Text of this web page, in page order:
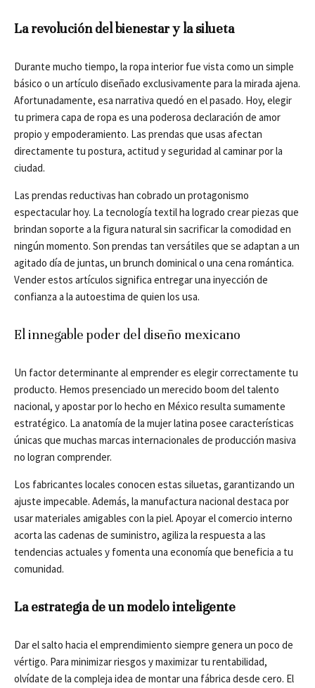
La revolución del bienestar y la silueta
Durante mucho tiempo, la ropa interior fue vista como un simple
básico o un artículo diseñado exclusivamente para la mirada ajena.
Afortunadamente, esa narrativa quedó en el pasado. Hoy, elegir
tu primera capa de ropa es una poderosa declaración de amor
propio y empoderamiento. Las prendas que usas afectan
directamente tu postura, actitud y seguridad al caminar por la
ciudad.
Las prendas reductivas han cobrado un protagonismo
espectacular hoy. La tecnología textil ha logrado crear piezas que
brindan soporte a la figura natural sin sacrificar la comodidad en
ningún momento. Son prendas tan versátiles que se adaptan a un
agitado día de juntas, un brunch dominical o una cena romántica.
Vender estos artículos significa entregar una inyección de
confianza a la autoestima de quien los usa.
El innegable poder del diseño mexicano
Un factor determinante al emprender es elegir correctamente tu
producto. Hemos presenciado un merecido boom del talento
nacional, y apostar por lo hecho en México resulta sumamente
estratégico. La anatomía de la mujer latina posee características
únicas que muchas marcas internacionales de producción masiva
no logran comprender.
Los fabricantes locales conocen estas siluetas, garantizando un
ajuste impecable. Además, la manufactura nacional destaca por
usar materiales amigables con la piel. Apoyar el comercio interno
acorta las cadenas de suministro, agiliza la respuesta a las
tendencias actuales y fomenta una economía que beneficia a tu
comunidad.
La estrategia de un modelo inteligente
Dar el salto hacia el emprendimiento siempre genera un poco de
vértigo. Para minimizar riesgos y maximizar tu rentabilidad,
olvídate de la compleja idea de montar una fábrica desde cero. El